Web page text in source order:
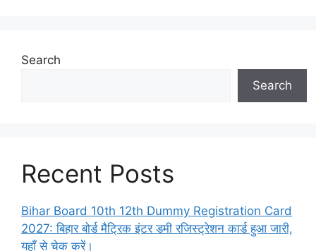
Search
Search
Recent Posts
Bihar Board 10th 12th Dummy Registration Card
2027: बिहार बोर्ड मैट्रिक इंटर डमी रजिस्ट्रेशन कार्ड हुआ जारी,
यहाँ से चेक करें।